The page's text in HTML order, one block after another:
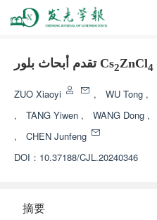
تقدم أبحاث بلور Cs2ZnCl4
ZUO Xiaoyi , WU Tong ,
,
TANG Yiwen , WANG Dong ,
,
CHEN Junfeng
DOI： 10.37188/CJL.20240346
摘要